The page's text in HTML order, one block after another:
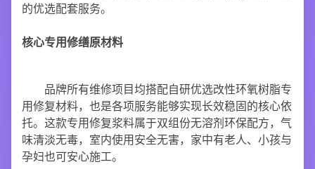
的优选配套服务。
核心专用修缮原材料
品牌所有维修项目均搭配自研优选改性环氧树脂专
用修复材料，也是各项服务能够实现长效稳固的核心依
托。这款专用修复浆料属于双组份无溶剂环保配方，气
味清淡无毒，室内使用安全无害，家中有老人、小孩与
孕妇也可安心施工。